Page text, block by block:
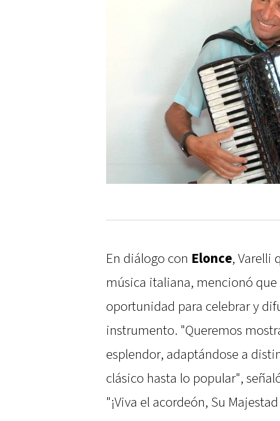
En diálogo con Elonce, Varelli
música italiana, mencionó
oportunidad para celebrar y
instrumento. "Queremos
esplendor, adaptándose a
clásico hasta lo popular",
"¡Viva el acordeón, Su